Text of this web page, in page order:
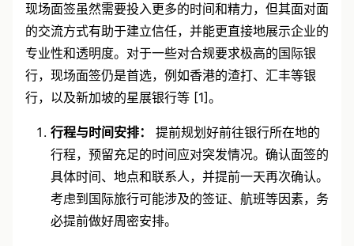
现场面签虽然需要投入更多的时间和精力，但其面对面
的交流方式有助于建立信任，并能更直接地展示企业的
专业性和透明度。对于一些对合规要求极高的国际银
行，现场面签仍是首选，例如香港的渣打、汇丰等银
行，以及新加坡的星展银行等 [1]。
行程与时间安排：
提前规划好前往银行所在地的
行程，预留充足的时间应对突发情况。确认面签的
具体时间、地点和联系人，并提前一天再次确认。
考虑到国际旅行可能涉及的签证、航班等因素，务
必提前做好周密安排。